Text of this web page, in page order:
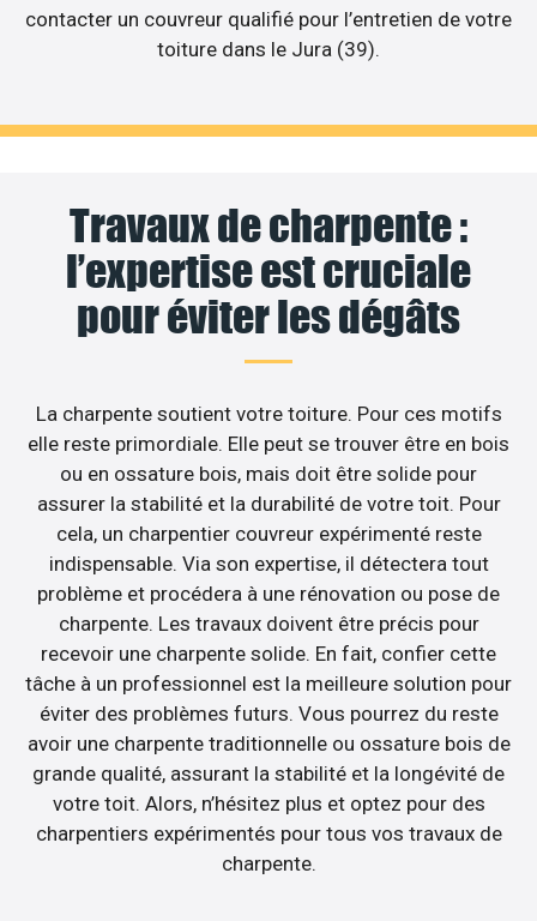
contacter un couvreur qualifié pour l’entretien de votre
toiture dans le Jura (39).
Travaux de charpente :
l’expertise est cruciale
pour éviter les dégâts
La charpente soutient votre toiture. Pour ces motifs
elle reste primordiale. Elle peut se trouver être en bois
ou en ossature bois, mais doit être solide pour
assurer la stabilité et la durabilité de votre toit. Pour
cela, un charpentier couvreur expérimenté reste
indispensable. Via son expertise, il détectera tout
problème et procédera à une rénovation ou pose de
charpente. Les travaux doivent être précis pour
recevoir une charpente solide. En fait, confier cette
tâche à un professionnel est la meilleure solution pour
éviter des problèmes futurs. Vous pourrez du reste
avoir une charpente traditionnelle ou ossature bois de
grande qualité, assurant la stabilité et la longévité de
votre toit. Alors, n’hésitez plus et optez pour des
charpentiers expérimentés pour tous vos travaux de
charpente.